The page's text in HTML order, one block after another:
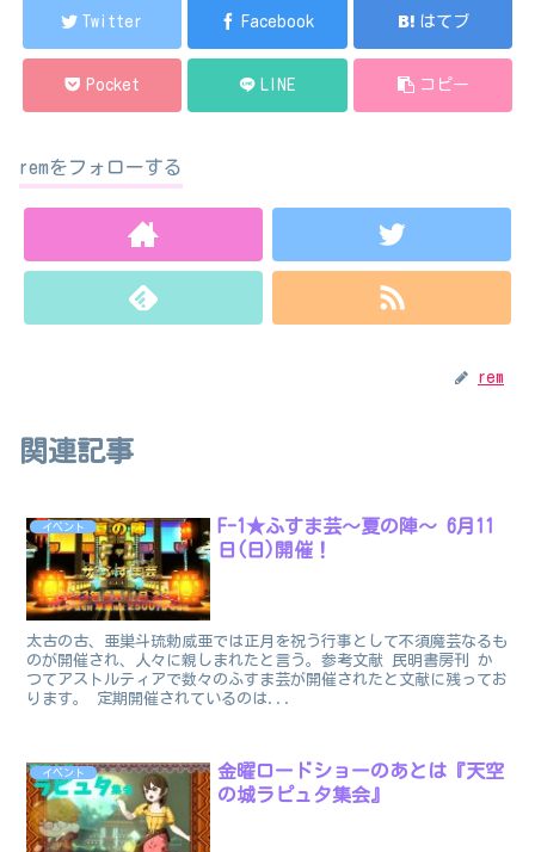
Twitter Facebook はてブ
Pocket LINE コピー
remをフォローする
rem
関連記事
イベント
F-1★ふすま芸～夏の陣～ 6月11
日(日)開催！
太古の古、亜巣斗琉勅威亜では正月を祝う行事として不須魔芸なるも
のが開催され、人々に親しまれたと言う。参考文献 民明書房刊 か
つてアストルティアで数々のふすま芸が開催されたと文献に残ってお
ります。 定期開催されているのは...
イベント
金曜ロードショーのあとは『天空
の城ラピュタ集会』